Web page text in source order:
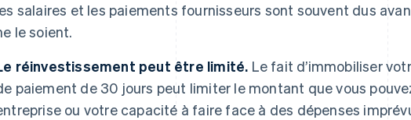
salaires et les paiements fournisseurs sont souvent dus
le soient.
réinvestissement peut être limité. Le fait d’immobiliser
paiement de 30 jours peut limiter le montant que vous
ou votre capacité à faire face à des dépenses